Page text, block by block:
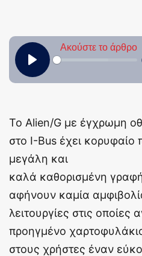
To Alien/G με έγχρωμη
στο I-Bus έχει κορυφαίο
μεγάλη και
καλά καθορισμένη
αφήνουν καμία
λειτουργίες στις οποίες
προηγμένο
στους χρήστες έναν